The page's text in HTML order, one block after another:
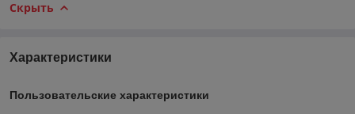
Скрыть
Характеристики
Пользовательские характеристики